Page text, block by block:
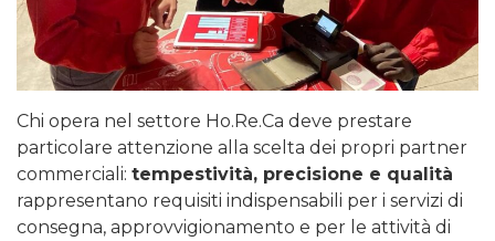
Chi opera nel settore Ho.Re.Ca deve prestare
particolare attenzione alla scelta dei propri partner
commerciali: tempestività, precisione e qualità
rappresentano requisiti indispensabili per i servizi di
consegna, approvvigionamento e per le attività di